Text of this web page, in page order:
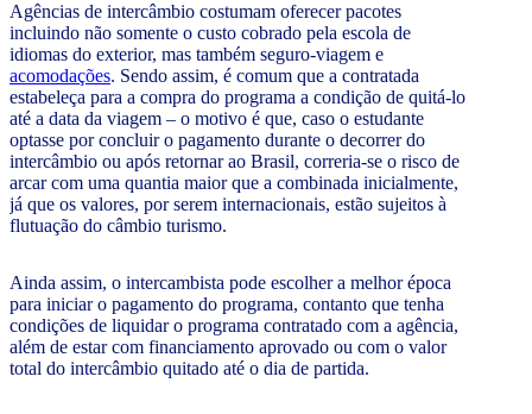
Agências de intercâmbio costumam oferecer pacotes
incluindo não somente o custo cobrado pela escola de
idiomas do exterior, mas também seguro-viagem e
acomodações. Sendo assim, é comum que a contratada
estabeleça para a compra do programa a condição de quitá-lo
até a data da viagem – o motivo é que, caso o estudante
optasse por concluir o pagamento durante o decorrer do
intercâmbio ou após retornar ao Brasil, correria-se o risco de
arcar com uma quantia maior que a combinada inicialmente,
já que os valores, por serem internacionais, estão sujeitos à
flutuação do câmbio turismo.
Ainda assim, o intercambista pode escolher a melhor época
para iniciar o pagamento do programa, contanto que tenha
condições de liquidar o programa contratado com a agência,
além de estar com financiamento aprovado ou com o valor
total do intercâmbio quitado até o dia de partida.